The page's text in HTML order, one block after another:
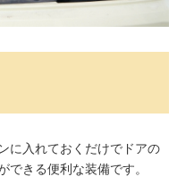
に入れておくだけでドアの
できる便利な装備です。